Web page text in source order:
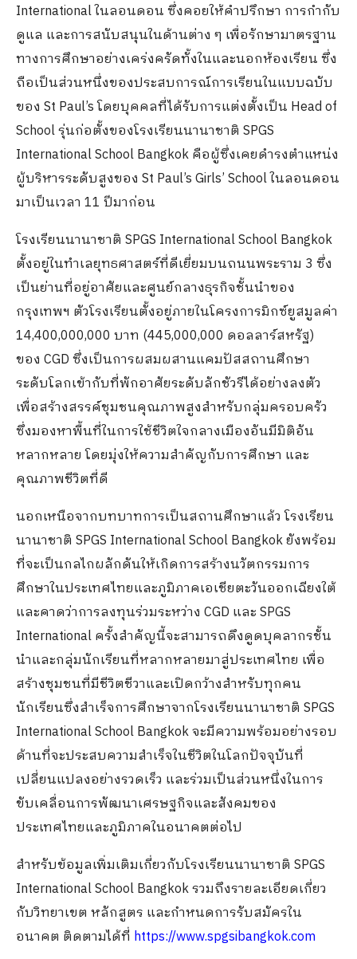
International ในลอนดอน ซึ่งคอยให้คำปรึกษา การกำกับ
ดูแล และการสนับสนุนในด้านต่าง ๆ เพื่อรักษามาตรฐาน
ทางการศึกษาอย่างเคร่งครัดทั้งในและนอกห้องเรียน ซึ่ง
ถือเป็นส่วนหนึ่งของประสบการณ์การเรียนในแบบฉบับ
ของ St Paul’s โดยบุคคลที่ได้รับการแต่งตั้งเป็น Head of
School รุ่นก่อตั้งของโรงเรียนนานาชาติ SPGS
International School Bangkok คือผู้ซึ่งเคยดำรงตำแหน่ง
ผู้บริหารระดับสูงของ St Paul’s Girls’ School ในลอนดอน
มาเป็นเวลา 11 ปีมาก่อน
โรงเรียนนานาชาติ SPGS International School Bangkok
ตั้งอยู่ในทำเลยุทธศาสตร์ที่ดีเยี่ยมบนถนนพระราม 3 ซึ่ง
เป็นย่านที่อยู่อาศัยและศูนย์กลางธุรกิจชั้นนำของ
กรุงเทพฯ ตัวโรงเรียนตั้งอยู่ภายในโครงการมิกซ์ยูสมูลค่า
14,400,000,000 บาท (445,000,000 ดอลลาร์สหรัฐ)
ของ CGD ซึ่งเป็นการผสมผสานแคมปัสสถานศึกษา
ระดับโลกเข้ากับที่พักอาศัยระดับลักชัวรีได้อย่างลงตัว
เพื่อสร้างสรรค์ชุมชนคุณภาพสูงสำหรับกลุ่มครอบครัว
ซึ่งมองหาพื้นที่ในการใช้ชีวิตใจกลางเมืองอันมีมิติอัน
หลากหลาย โดยมุ่งให้ความสำคัญกับการศึกษา และ
คุณภาพชีวิตที่ดี
นอกเหนือจากบทบาทการเป็นสถานศึกษาแล้ว โรงเรียน
นานาชาติ SPGS International School Bangkok ยังพร้อม
ที่จะเป็นกลไกผลักดันให้เกิดการสร้างนวัตกรรมการ
ศึกษาในประเทศไทยและภูมิภาคเอเชียตะวันออกเฉียงใต้
และคาดว่าการลงทุนร่วมระหว่าง CGD และ SPGS
International ครั้งสำคัญนี้จะสามารถดึงดูดบุคลากรชั้น
นำและกลุ่มนักเรียนที่หลากหลายมาสู่ประเทศไทย เพื่อ
สร้างชุมชนที่มีชีวิตชีวาและเปิดกว้างสำหรับทุกคน
นักเรียนซึ่งสำเร็จการศึกษาจากโรงเรียนนานาชาติ SPGS
International School Bangkok จะมีความพร้อมอย่างรอบ
ด้านที่จะประสบความสำเร็จในชีวิตในโลกปัจจุบันที่
เปลี่ยนแปลงอย่างรวดเร็ว และร่วมเป็นส่วนหนึ่งในการ
ขับเคลื่อนการพัฒนาเศรษฐกิจและสังคมของ
ประเทศไทยและภูมิภาคในอนาคตต่อไป
สำหรับข้อมูลเพิ่มเติมเกี่ยวกับโรงเรียนนานาชาติ SPGS
International School Bangkok รวมถึงรายละเอียดเกี่ยว
กับวิทยาเขต หลักสูตร และกำหนดการรับสมัครใน
อนาคต ติดตามได้ที่ https://www.spgsibangkok.com